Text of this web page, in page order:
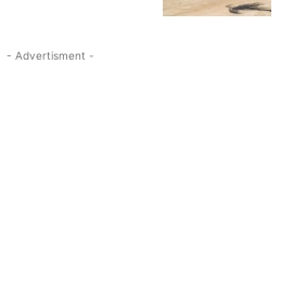
- Advertisment -